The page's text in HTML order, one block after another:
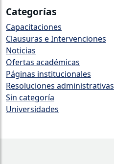
Categorías
Capacitaciones
Clausuras e Intervenciones
Noticias
Ofertas académicas
Páginas institucionales
⁠Resoluciones administrativas
Sin categoría
Universidades